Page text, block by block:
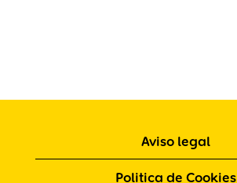
Aviso legal
Politica de Cookies